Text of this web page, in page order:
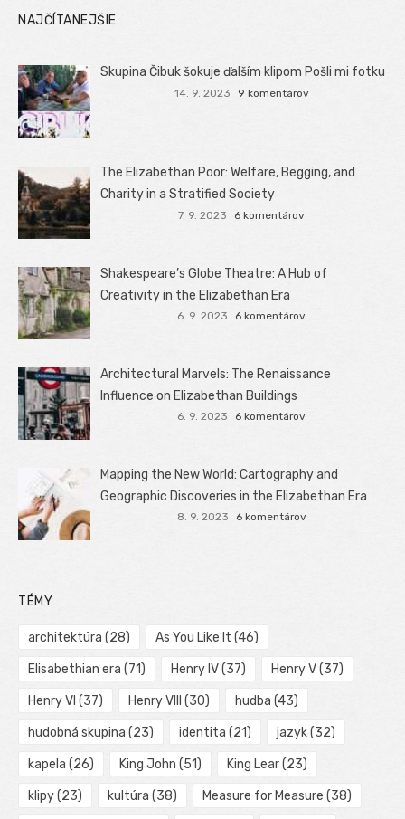
NAJČÍTANEJŠIE
Skupina Čibuk šokuje ďalším klipom Pošli mi fotku
14. 9. 2023 9 komentárov
The Elizabethan Poor: Welfare, Begging, and
Charity in a Stratified Society
7. 9. 2023 6 komentárov
Shakespeare’s Globe Theatre: A Hub of
Creativity in the Elizabethan Era
6. 9. 2023 6 komentárov
Architectural Marvels: The Renaissance
Influence on Elizabethan Buildings
6. 9. 2023 6 komentárov
Mapping the New World: Cartography and
Geographic Discoveries in the Elizabethan Era
8. 9. 2023 6 komentárov
TÉMY
architektúra (28) As You Like It (46)
Elisabethian era (71) Henry IV(37) Henry V(37)
Henry VI (37) Henry VIII (30) hudba (43)
hudobná skupina (23) identita (21) jazyk(32)
kapela (26) King John (51) King Lear(23)
klipy(23) kultúra (38) Measure for Measure (38)